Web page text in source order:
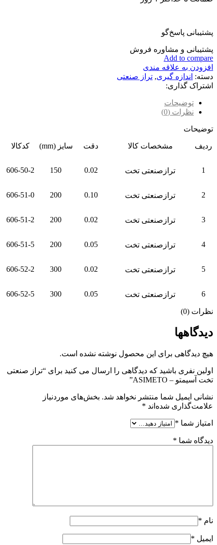
پشتیبانی پاسخ‌گو
پشتیبانی و مشاوره فروش
Add to compare
افزودن به علاقه مندی
دسته: اندازه گیری, تراز صنعتی
اشتراک گذاری:
توضیحات
نظرات (0)
توضیحات
ردیف مشخصات کالا دقت سایز (mm) کدکالا
1 ترازصنعتی تخت 0.02
150
606-50-2
2 ترازصنعتی تخت 0.10
200
606-51-0
3 ترازصنعتی تخت 0.02
200
606-51-2
4 ترازصنعتی تخت 0.05
200
606-51-5
5 ترازصنعتی تخت 0.02
300
606-52-2
6 ترازصنعتی تخت 0.05
300
606-52-5
نظرات (0)
دیدگاهها
هیچ دیدگاهی برای این محصول نوشته نشده است.
اولین نفری باشید که دیدگاهی را ارسال می کنید برای “تراز صنعتی
تخت آسیمتو – ASIMETO”
نشانی ایمیل شما منتشر نخواهد شد. بخش‌های موردنیاز
علامت‌گذاری شده‌اند *
امتیاز شما *
دیدگاه شما *
نام *
ایمیل *